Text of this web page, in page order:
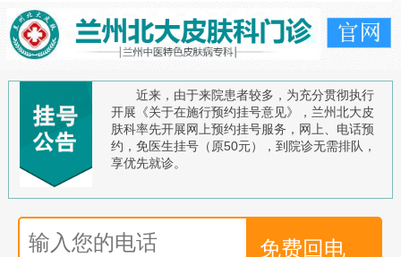
近来，由于来院患者较多，为充分贯彻执行
开展《关于在施行预约挂号意见》，兰州北大皮
肤科率先开展网上预约挂号服务，网上、电话预
约，免医生挂号（原50元），到院诊无需排队，
享优先就诊。